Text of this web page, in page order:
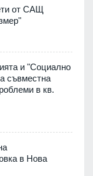
от САЩ
и "Социално
съвместна
в кв.
в Нова